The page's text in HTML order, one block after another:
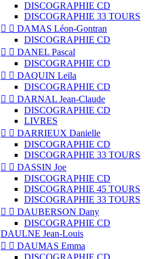
DISCOGRAPHIE CD
DISCOGRAPHIE 33 TOURS
  DAMAS Léon-Gontran
DISCOGRAPHIE CD
  DANEL Pascal
DISCOGRAPHIE CD
  DAQUIN Leïla
DISCOGRAPHIE CD
  DARNAL Jean-Claude
DISCOGRAPHIE CD
LIVRES
  DARRIEUX Danielle
DISCOGRAPHIE CD
DISCOGRAPHIE 33 TOURS
  DASSIN Joe
DISCOGRAPHIE CD
DISCOGRAPHIE 45 TOURS
DISCOGRAPHIE 33 TOURS
  DAUBERSON Dany
DISCOGRAPHIE CD
DAULNE Jean-Louis
  DAUMAS Emma
DISCOGRAPHIE CD